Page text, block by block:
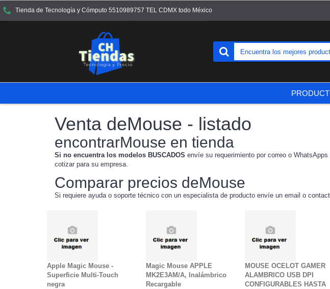
Tienda de Tecnología y Cómputo 5510989757 TEL CDMX todo México
Venta deMouse - listado
encontrarMouse en tienda
Si no encuentra los modelos BUSCADOS envíe su requerimiento por correo o
cotizar para su empresa.
Comparar precios deMouse
Si requiere ayuda o soporte técnico con un especialista de producto envíe un email o
Apple Magic Mouse -
Superficie Multi-Touch
negra
Magic Mouse APPLE
MK2E3AM/A, Inalámbrico
Recargable
MOUSE OCELOT GAMER
ALAMBRICO USB DPI
CONFIGURABLES HASTA